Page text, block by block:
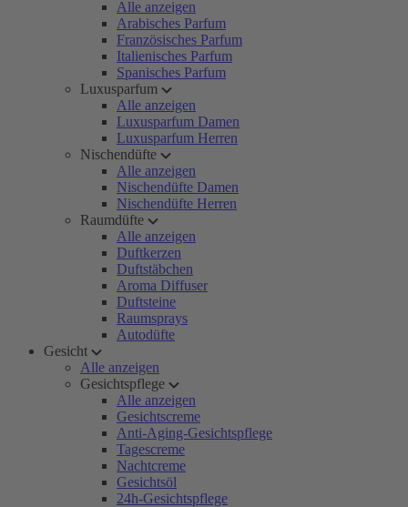
Alle anzeigen
Arabisches Parfum
Französisches Parfum
Italienisches Parfum
Spanisches Parfum
Luxusparfum
Alle anzeigen
Luxusparfum Damen
Luxusparfum Herren
Nischendüfte
Alle anzeigen
Nischendüfte Damen
Nischendüfte Herren
Raumdüfte
Alle anzeigen
Duftkerzen
Duftstäbchen
Aroma Diffuser
Duftsteine
Raumsprays
Autodüfte
Gesicht
Alle anzeigen
Gesichtspflege
Alle anzeigen
Gesichtscreme
Anti-Aging-Gesichtspflege
Tagescreme
Nachtcreme
Gesichtsöl
24h-Gesichtspflege